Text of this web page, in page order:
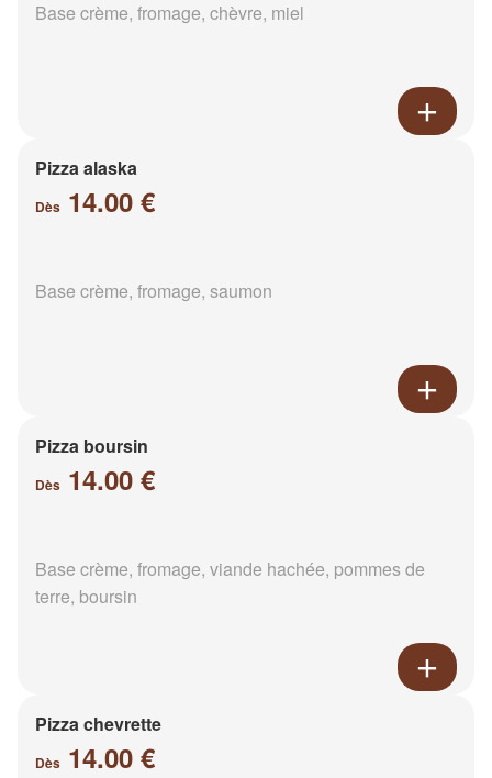
Base crème, fromage, chèvre, miel
Pizza alaska
Dès 14.00 €
Base crème, fromage, saumon
Pizza boursin
Dès 14.00 €
Base crème, fromage, viande hachée, pommes de
terre, boursin
Pizza chevrette
Dès 14.00 €